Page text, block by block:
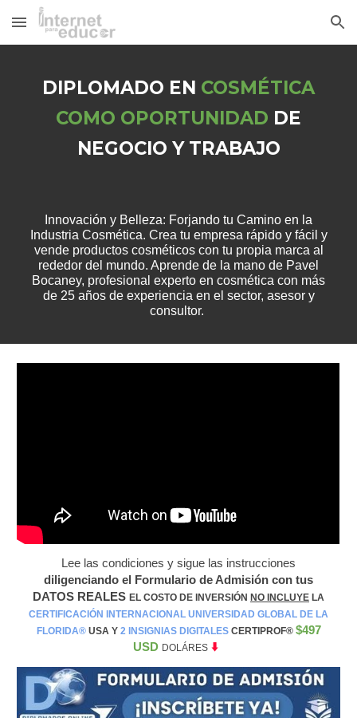
Skip to main content Skip to navigation
DIPLOMADO EN COSMÉTICA
COMO OPORTUNIDAD DE
NEGOCIO Y TRABAJO
Innovación y Belleza: Forjando tu Camino en la
Industria Cosmética. Crea tu empresa rápido y fácil y
vende productos cosméticos con tu propia marca al
rededor del mundo. Aprende de la mano de Pavel
Bocaney, profesional experto en cosmética con más
de 25 años de experiencia en el sector, asesor y
consultor.
Lee las condiciones y sigue las instrucciones
diligenciando el Formulario de Admisión con tus
DATOS REALES EL COSTO DE INVERSIÓN NO INCLUYE LA
CERTIFICACIÓN INTERNACIONAL UNIVERSIDAD GLOBAL DE LA
FLORIDA®️USA Y 2 INSIGNIAS DIGITALESCERTIPROF®️ $497
USD DOLÁRES ⬇️